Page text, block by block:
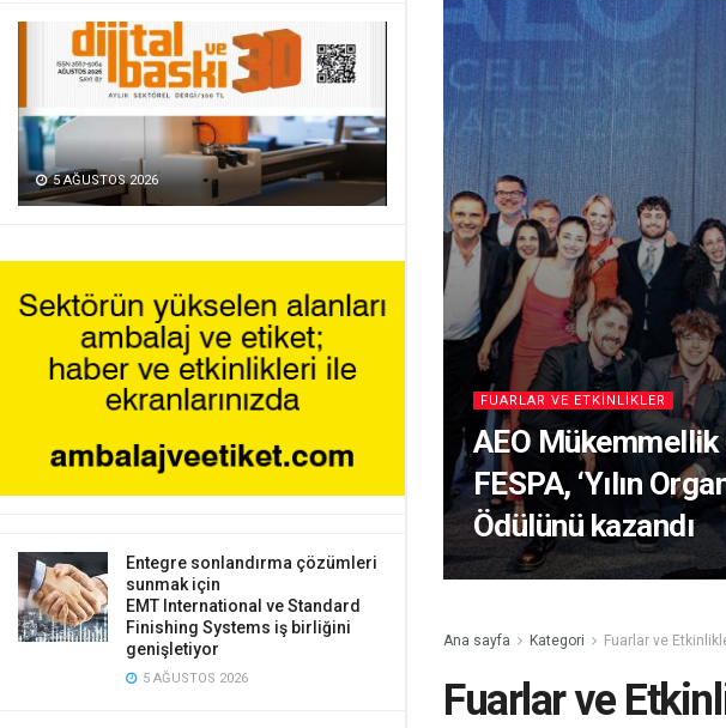
5 AĞUSTOS 2026
Entegre sonlandırma çözümleri
sunmak için
EMT International ve Standard
Finishing Systems iş birliğini
genişletiyor
5 AĞUSTOS 2026
FUARLAR VE ETKINLIKLER
AEO Mükemmellik
FESPA, ‘Yılın
Ödülünü kazandı
Ana sayfa Kategori Fuarlar ve
Fuarlar ve